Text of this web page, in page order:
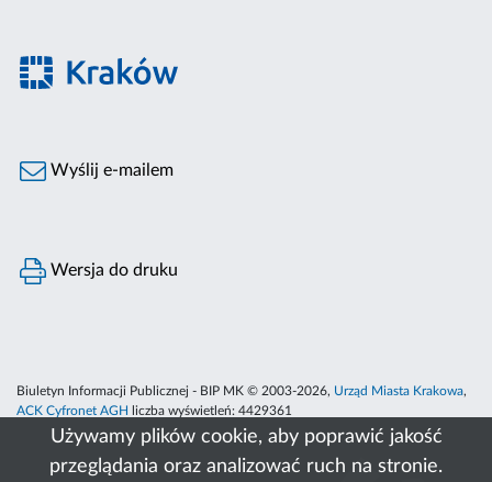
Używamy plików cookie, aby poprawić jakość
przeglądania oraz analizować ruch na stronie.
Wyślij e-mailem
Wersja do druku
Biuletyn Informacji Publicznej - BIP MK © 2003-2026, Urząd Miasta Krakowa,
ACK Cyfronet AGH
liczba wyświetleń: 4429361